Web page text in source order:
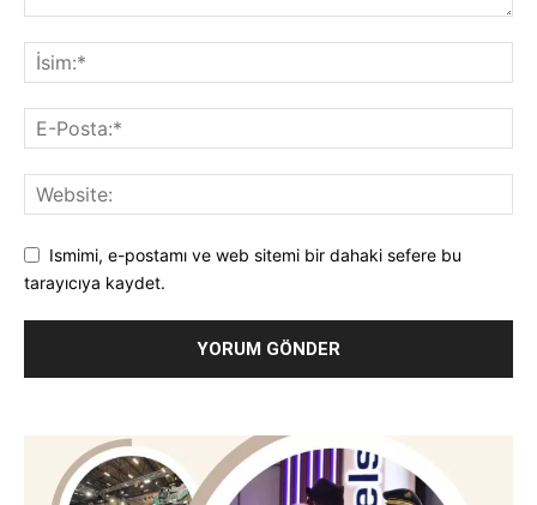
Ismimi, e-postamı ve web sitemi bir dahaki sefere bu
tarayıcıya kaydet.